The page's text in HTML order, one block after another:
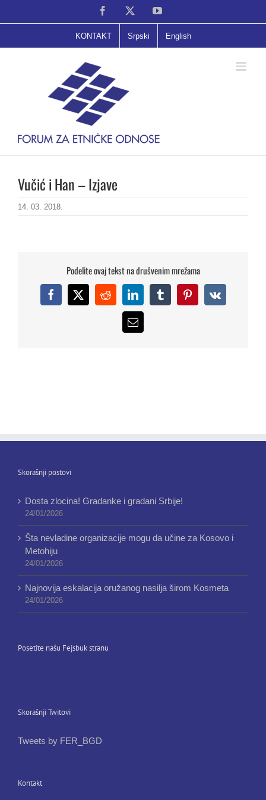
Facebook YouTube
KONTAKT Srpski English
Vučić i Han – Izjave
14. 03. 2018.
Podelite ovaj tekst na drušvenim mrežama
Facebook
X RedditLinkedInTumblrPinterest
Vk
Email
Skorašnji postovi
Dosta zlocina! Gradanke i gradani Srbije!
24/01/2026
Šta nevladine organizacije mogu da učine za Kosovo i
Metohiju
24/01/2026
Najnovija eskalacija oružanog nasilja širom Kosmeta
24/01/2026
Posetite našu Fejsbuk stranu
Skorašnji Twitovi
Tweets by FER_BGD
Kontakt